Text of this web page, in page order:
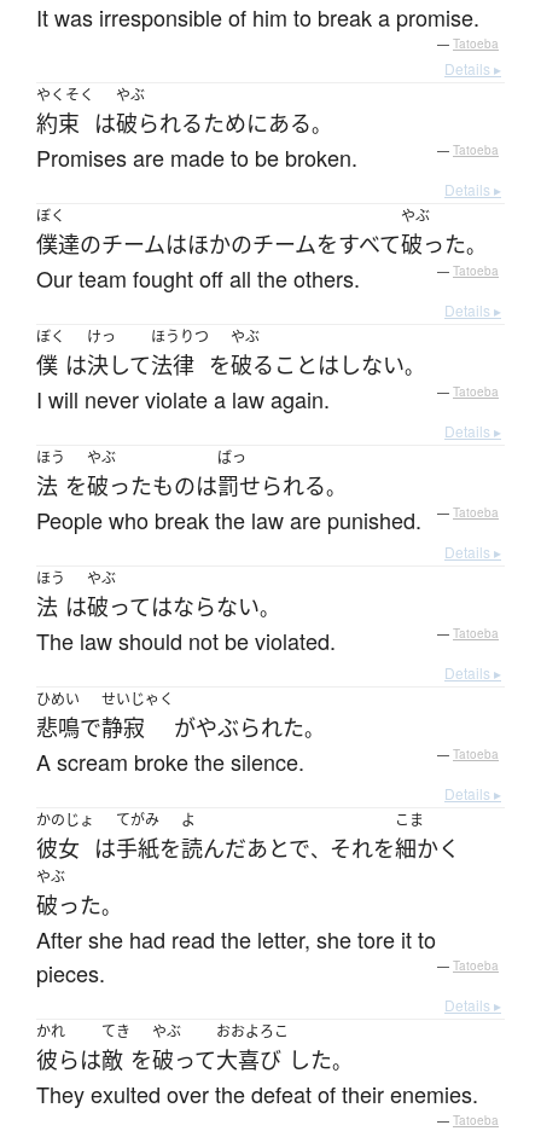
It was irresponsible of him to break a promise.
— Tatoeba
Details ▸
やくそく
約束 は
やぶ
破られるためにある。
Promises are made to be broken. — Tatoeba
Details ▸
ぼく
僕達のチームはほかのチームをすべて
やぶ
破った。
Our team fought off all the others. — Tatoeba
Details ▸
ぼく
僕 は
けっ
決して
ほうりつ
法律 を
やぶ
破る ことは しない。
I will never violate a law again. — Tatoeba
Details ▸
ほう
法 を
やぶ
破ったものは
ばっ
罰せられる。
People who break the law are punished. — Tatoeba
Details ▸
ほう
法 は
やぶ
破ってはならない。
The law should not be violated. — Tatoeba
Details ▸
ひめい
悲鳴で
せいじゃく
静寂 がやぶられた。
A scream broke the silence. — Tatoeba
Details ▸
かのじょ
彼女 は
てがみ
手紙を
よ
読んだあとで、 それを
こま
細かく
やぶ
破った。
After she had read the letter, she tore it to
pieces.
— Tatoeba
Details ▸
かれ
彼らは
てき
敵 を
やぶ
破って
おおよろこ
大喜び した。
They exulted over the defeat of their enemies.
— Tatoeba